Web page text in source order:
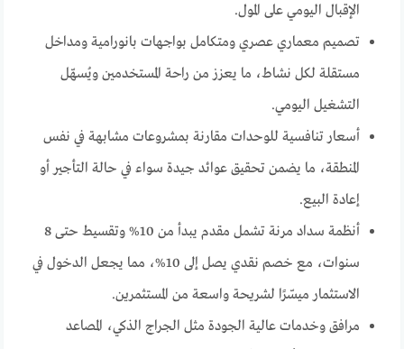
الإقبال اليومي على المول.
تصميم معماري عصري ومتكامل بواجهات بانورامية ومداخل
مستقلة لكل نشاط، ما يعزز من راحة المستخدمين ويُسهّل
التشغيل اليومي.
أسعار تنافسية للوحدات مقارنة بمشروعات مشابهة في نفس
المنطقة، ما يضمن تحقيق عوائد جيدة سواء في حالة التأجير أو
إعادة البيع.
أنظمة سداد مرنة تشمل مقدم يبدأ من 10% وتقسيط حتى 8
سنوات، مع خصم نقدي يصل إلى 10%، مما يجعل الدخول في
الاستثمار ميسّرًا لشريحة واسعة من المستثمرين.
مرافق وخدمات عالية الجودة مثل الجراج الذكي، المصاعد